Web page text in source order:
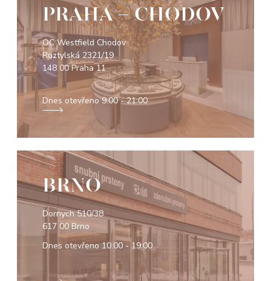
PRAHA - CHODOV
OC Westfield Chodov
Roztylská 2321/19
148 00 Praha 11
Dnes otevřeno9:00 - 21:00
BRNO
Dornych 510/38
617 00 Brno
Dnes otevřeno10:00 - 19:00